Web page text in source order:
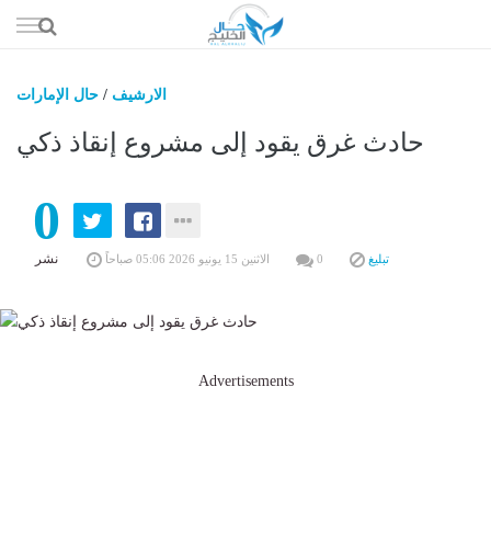
الى
الارشيف / حال الإمارات
حادث غرق يقود إلى مشروع إنقاذ ذكي
0
نشر الاثنين 15 يونيو 2026 05:06 صباحاً 0 تبليغ
Advertisements
حال
حال